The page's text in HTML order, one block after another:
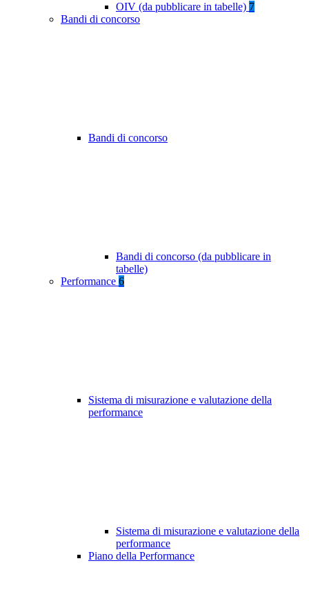
OIV (da pubblicare in tabelle) 7
Bandi di concorso
Bandi di concorso
Bandi di concorso (da pubblicare in
tabelle)
Performance 6
Sistema di misurazione e valutazione della
performance
Sistema di misurazione e valutazione della
performance
Piano della Performance